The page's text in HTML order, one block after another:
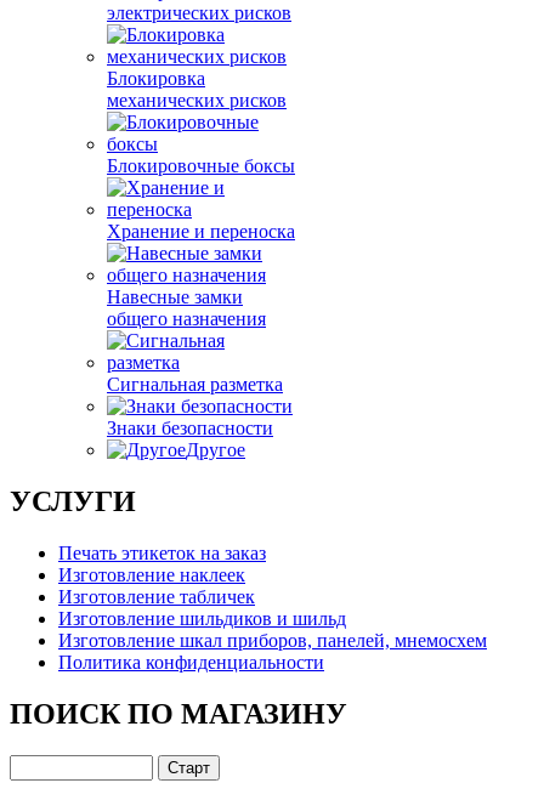
электрических рисков
Блокировка
механических рисков
Блокировочные боксы
Хранение и переноска
Навесные замки
общего назначения
Сигнальная разметка
Знаки безопасности
Другое
УСЛУГИ
Печать этикеток на заказ
Изготовление наклеек
Изготовление табличек
Изготовление шильдиков и шильд
Изготовление шкал приборов, панелей, мнемосхем
Политика конфиденциальности
ПОИСК ПО МАГАЗИНУ